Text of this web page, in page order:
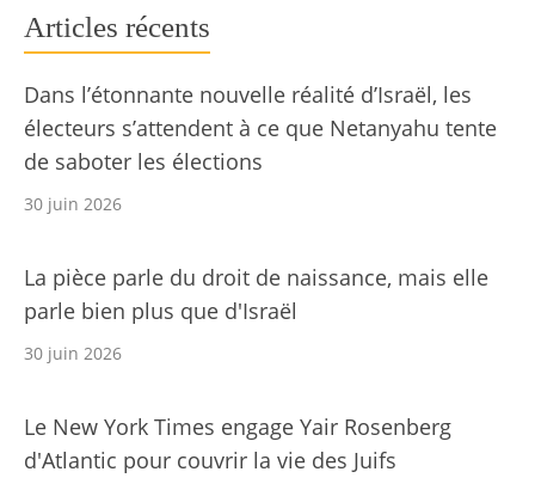
Articles récents
Dans l’étonnante nouvelle réalité d’Israël, les
électeurs s’attendent à ce que Netanyahu tente
de saboter les élections
30 juin 2026
La pièce parle du droit de naissance, mais elle
parle bien plus que d'Israël
30 juin 2026
Le New York Times engage Yair Rosenberg
d'Atlantic pour couvrir la vie des Juifs